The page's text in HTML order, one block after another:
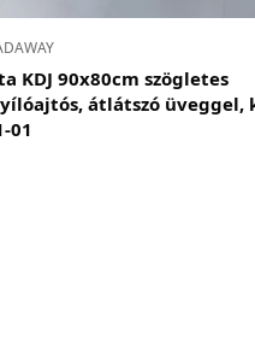
KDJ 90x80cm szögletes
átlátszó üveggel,
01